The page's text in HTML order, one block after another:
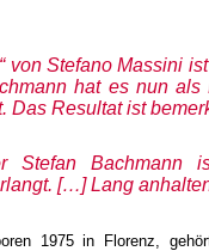
von Stefano Massini
hat es nun
Das Resultat ist
Stefan
[…] Lang
1975 in Florenz,